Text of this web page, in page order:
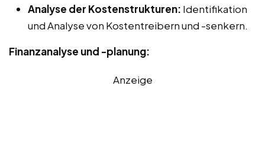
Analyse der Kostenstrukturen: Identifikation
und Analyse von Kostentreibern und -senkern.
Finanzanalyse und -planung:
Anzeige